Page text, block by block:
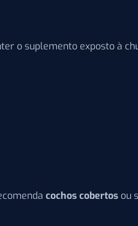
o suplemento exposto à
cochos cobertos ou